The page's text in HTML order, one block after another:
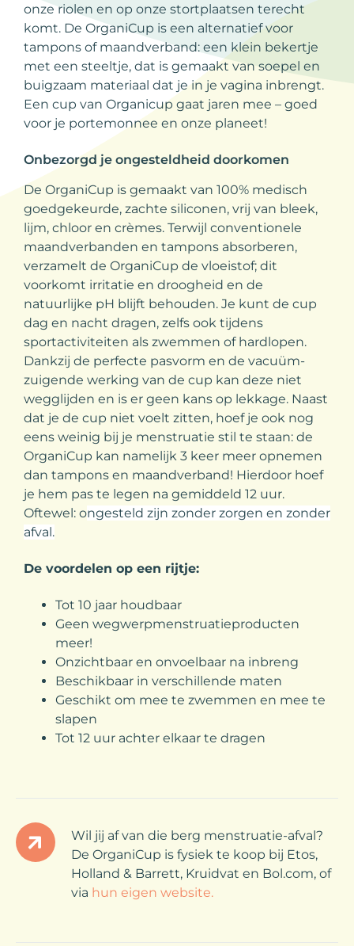
onze riolen en op onze stortplaatsen terecht
komt. De OrganiCup is een alternatief voor
tampons of maandverband: een klein bekertje
met een steeltje, dat is gemaakt van soepel en
buigzaam materiaal dat je in je vagina inbrengt.
Een cup van Organicup gaat jaren mee – goed
voor je portemonnee en onze planeet!
Onbezorgd je ongesteldheid doorkomen
De OrganiCup is gemaakt van 100% medisch
goedgekeurde, zachte siliconen, vrij van bleek,
lijm, chloor en crèmes. Terwijl conventionele
maandverbanden en tampons absorberen,
verzamelt de OrganiCup de vloeistof; dit
voorkomt irritatie en droogheid en de
natuurlijke pH blijft behouden. Je kunt de cup
dag en nacht dragen, zelfs ook tijdens
sportactiviteiten als zwemmen of hardlopen.
Dankzij de perfecte pasvorm en de vacuüm-
zuigende werking van de cup kan deze niet
wegglijden en is er geen kans op lekkage. Naast
dat je de cup niet voelt zitten, hoef je ook nog
eens weinig bij je menstruatie stil te staan: de
OrganiCup kan namelijk 3 keer meer opnemen
dan tampons en maandverband! Hierdoor hoef
je hem pas te legen na gemiddeld 12 uur.
Oftewel: ongesteld zijn zonder zorgen en zonder
afval.
De voordelen op een rijtje:
Tot 10 jaar houdbaar
Geen wegwerpmenstruatieproducten
meer!
Onzichtbaar en onvoelbaar na inbreng
Beschikbaar in verschillende maten
Geschikt om mee te zwemmen en mee te
slapen
Tot 12 uur achter elkaar te dragen
Wil jij af van die berg menstruatie-afval?
De OrganiCup is fysiek te koop bij Etos,
Holland & Barrett, Kruidvat en Bol.com, of
via hun eigen website.